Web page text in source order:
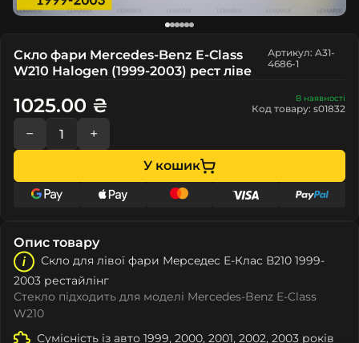
Скло фари Mercedes-Benz E-Class
W210 Halogen (1999-2003) рест ліве
Артикул: A31-
4686-1
В наявності
Код товару: s01832
1025.00 ₴
− +
У кошик
Опис товару
Скло для лівої фари Мeрceдec Е-Клас В210 1999-
2003 рестайлінг
Стекло підходить для моделі Mercedes-Benz E-Class
W210
Сумісність із авто 1999, 2000, 2001, 2002, 2003 років